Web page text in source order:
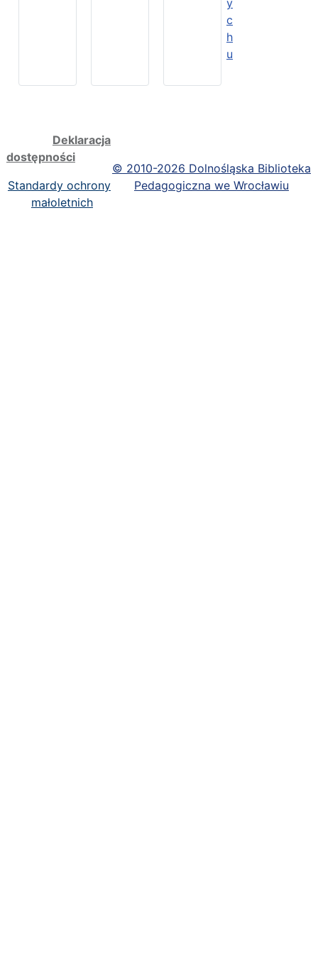
y
c
h
u
Deklaracja
dostępności
Standardy ochrony
małoletnich
© 2010-2026 Dolnośląska Biblioteka
Pedagogiczna we Wrocławiu